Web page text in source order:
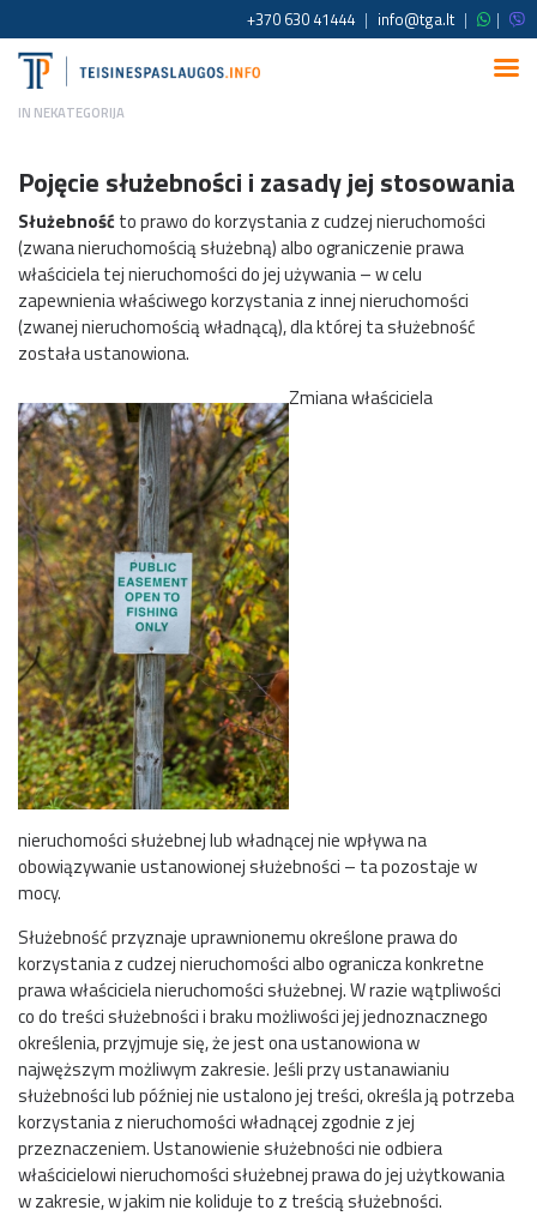
+370 630 41444 | info@tga.lt | |
IN NEKATEGORIJA
Pojęcie służebności i zasady jej stosowania
Służebność to prawo do korzystania z cudzej nieruchomości
(zwana nieruchomością służebną) albo ograniczenie prawa
właściciela tej nieruchomości do jej używania – w celu
zapewnienia właściwego korzystania z innej nieruchomości
(zwanej nieruchomością władnącą), dla której ta służebność
została ustanowiona.
Zmiana właściciela
nieruchomości służebnej lub władnącej nie wpływa na
obowiązywanie ustanowionej służebności – ta pozostaje w
mocy.
Służebność przyznaje uprawnionemu określone prawa do
korzystania z cudzej nieruchomości albo ogranicza konkretne
prawa właściciela nieruchomości służebnej. W razie wątpliwości
co do treści służebności i braku możliwości jej jednoznacznego
określenia, przyjmuje się, że jest ona ustanowiona w
najwęższym możliwym zakresie. Jeśli przy ustanawianiu
służebności lub później nie ustalono jej treści, określa ją potrzeba
korzystania z nieruchomości władnącej zgodnie z jej
przeznaczeniem. Ustanowienie służebności nie odbiera
właścicielowi nieruchomości służebnej prawa do jej użytkowania
w zakresie, w jakim nie koliduje to z treścią służebności.